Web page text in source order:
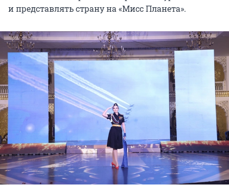
и представлять страну на «Мисс Планета».